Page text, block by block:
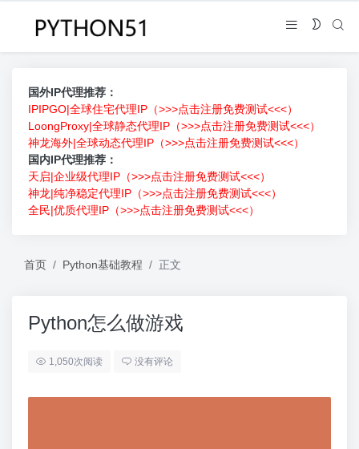
国外IP代理推荐：
IPIPGO|全球住宅代理IP（>>>点击注册免费测试<<<）
LoongProxy|全球静态代理IP（>>>点击注册免费测试<<<）
神龙海外|全球动态代理IP（>>>点击注册免费测试<<<）
国内IP代理推荐：
天启|企业级代理IP（>>>点击注册免费测试<<<）
神龙|纯净稳定代理IP（>>>点击注册免费测试<<<）
全民|优质代理IP（>>>点击注册免费测试<<<）
首页 Python基础教程 正文
Python怎么做游戏
1,050次阅读 没有评论